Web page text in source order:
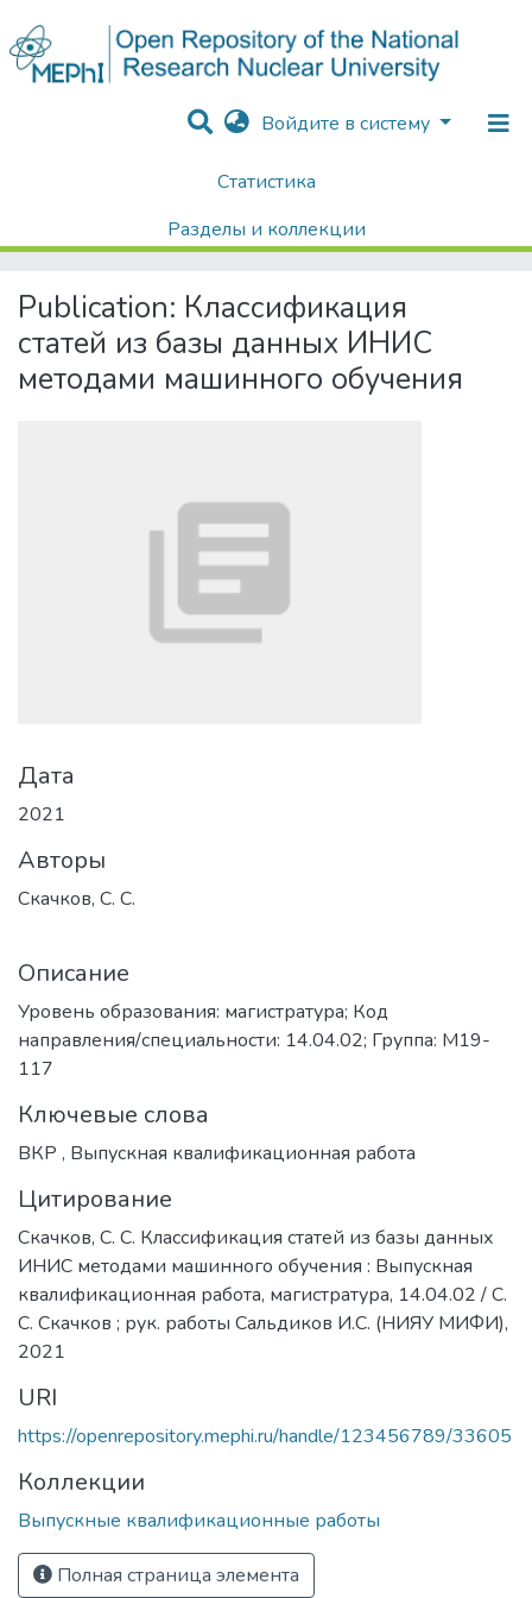
Войдите в систему
Статистика
Разделы и коллекции
Классификация статей из базы данных ИНИС методами машинного обучения
Publication: Классификация
статей из базы данных ИНИС
методами машинного обучения
Дата
2021
Авторы
Скачков, С. С.
Описание
Уровень образования: магистратура; Код
направления/специальности: 14.04.02; Группа: М19-
117
Ключевые слова
ВКР , Выпускная квалификационная работа
Цитирование
Скачков, С. С. Классификация статей из базы данных
ИНИС методами машинного обучения : Выпускная
квалификационная работа, магистратура, 14.04.02 / С.
С. Скачков ; рук. работы Сальдиков И.С. (НИЯУ МИФИ),
2021
URI
https://openrepository.mephi.ru/handle/123456789/33605
Коллекции
Выпускные квалификационные работы
Полная страница элемента